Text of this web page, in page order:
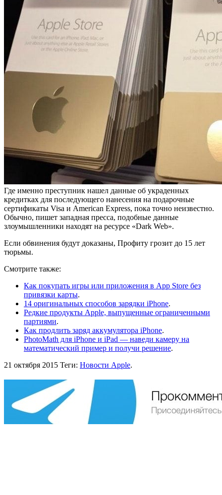
Где именно преступник нашел данные об украденных
кредитках для последующего нанесения на подарочные
сертификаты Visa и American Express, пока точно неизвестно.
Обычно, пишет западная пресса, подобные данные
злоумышленники находят на ресурсе «Dark Web».
Если обвинения будут доказаны, Профиту грозит до 15 лет
тюрьмы.
Смотрите также:
Как покупать игры или приложения в App Store без
привязки карты.
14 оригинальных способов зарядки iPhone.
Редкие продукты Apple, выпущенные ограниченными
партиями.
Как продлить заряд аккумулятора iPhone.
PhotoMath для iPhone и iPad — наведи камеру на
математический пример и получи решение.
21 октября 2015 Теги: Новости Apple.